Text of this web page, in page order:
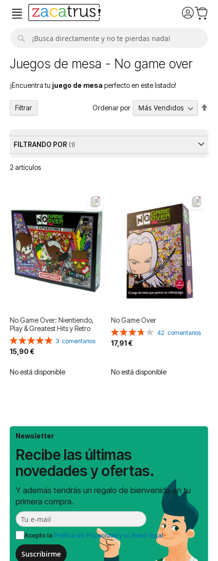
Juegos de mesa - No game over
¡Encuentra tu juego de mesa perfecto en este listado!
2 artículos
Ordenar por
No Game Over: Nientiendo,
Play & Greatest Hits y Retro
Valoración:
100%
3 comentarios
15,90 €
No está disponible
No Game Over
Valoración:
75%
42 comentarios
17,91 €
No está disponible
Filtrar
FILTRANDO POR
Newsletter
Recibe las últimas
novedades y ofertas.
Y además tendrás un regalo de bienvenida en tu
primera compra.
Acepto la Política de Privacidad y el Aviso legal
Suscribirme